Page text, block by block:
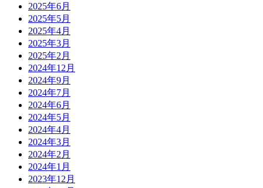
2025年6月
2025年5月
2025年4月
2025年3月
2025年2月
2024年12月
2024年9月
2024年7月
2024年6月
2024年5月
2024年4月
2024年3月
2024年2月
2024年1月
2023年12月